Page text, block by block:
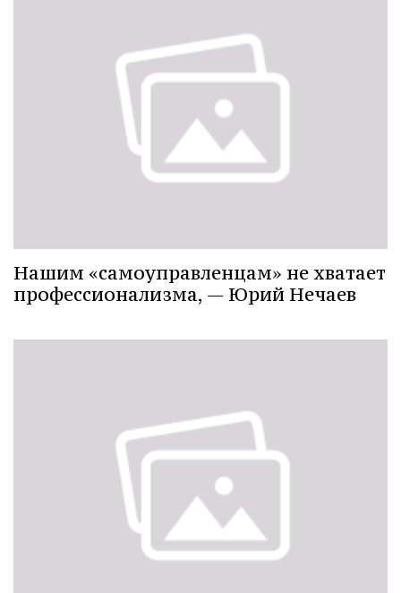
Нашим «самоуправленцам» не хватает
профессионализма, — Юрий Нечаев